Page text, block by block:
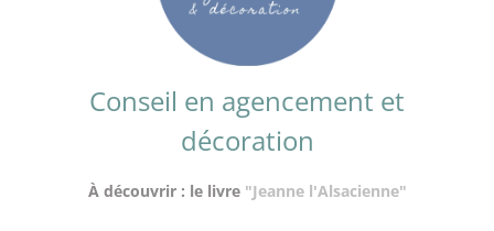
Conseil en agencement et
décoration
À découvrir : le livre "Jeanne l'Alsacienne"